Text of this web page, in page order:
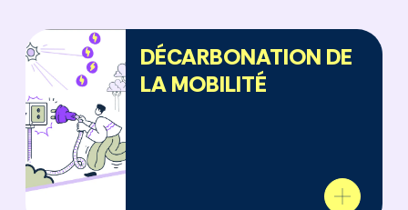
DÉCARBONATION DE
LA MOBILITÉ